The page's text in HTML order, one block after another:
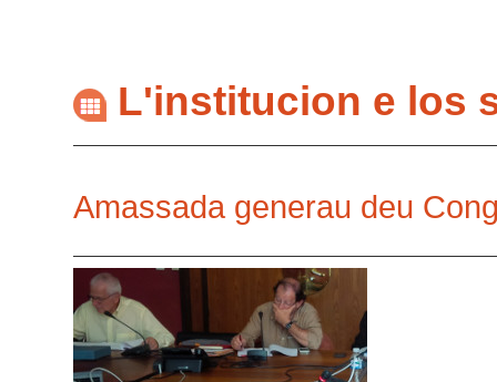
L'institucion e los
Amassada generau deu